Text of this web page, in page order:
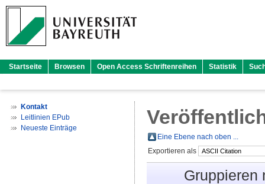
Startseite Browsen Open Access Schriftenreihen Statistik
Kontakt
Leitlinien EPub
Neueste Einträge
Eine Ebene nach oben ...
Exportieren als
Gruppieren